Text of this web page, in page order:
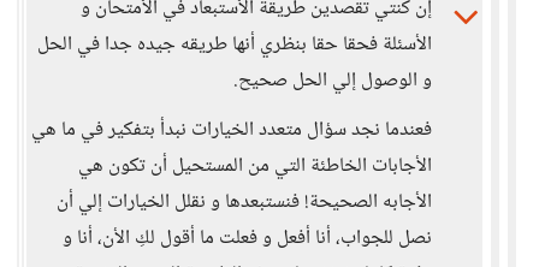
إن كنتي تقصدين طريقة الأستبعاد في الأمتحان و
الأسئلة فحقا حقا بنظري أنها طريقه جيده جدا في الحل
و الوصول إلي الحل صحيح.
فعندما نجد سؤال متعدد الخيارات نبدأ بتفكير في ما هي
الأجابات الخاطئة التي من المستحيل أن تكون هي
الأجابه الصحيحة! فنستبعدها و نقلل الخيارات إلي أن
نصل للجواب، أنا أفعل و فعلت ما أقول لكِ الأن، أنا و